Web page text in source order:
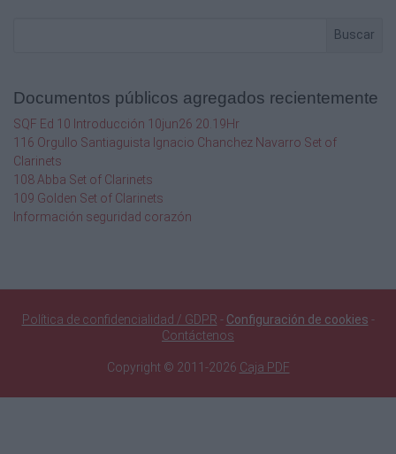
Actuador
Tubería
Estación de alimentación
Filtro
Tanque de descarga
I.
E.
G
B
Buscar
Documentos públicos agregados recientemente
SQF Ed 10 Introducción 10jun26 20.19Hr
116 Orgullo Santiaguista Ignacio Chanchez Navarro Set of
Clarinets
108 Abba Set of Clarinets
109 Golden Set of Clarinets
Información seguridad corazón
Política de confidencialidad / GDPR - Configuración de cookies -
Contáctenos
Copyright © 2011-2026 Caja PDF